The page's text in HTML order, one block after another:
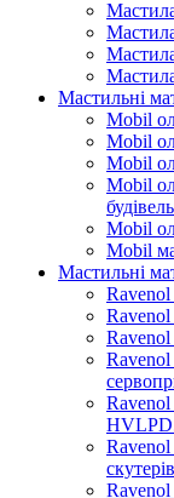
Мастила
Мастильні
Mobil
Mobil
Mobil
Mobil
Mobil
Mobil
Мастильні
Ravenol
Ravenol
Ravenol
Ravenol
Ravenol
скутерів
Ravenol